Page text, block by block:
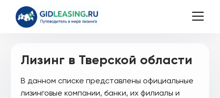
Лизинг в Тверской области
В данном списке представлены официальные
лизинговые компании, банки, их филиалы и